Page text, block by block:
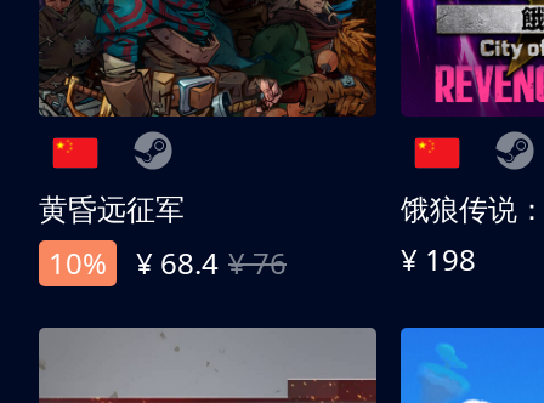
黄昏远征军
10%
¥ 68.4 ¥ 76 ¥ 198